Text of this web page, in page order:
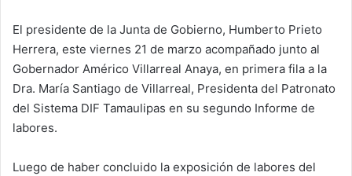
El presidente de la Junta de Gobierno, Humberto Prieto
Herrera, este viernes 21 de marzo acompañado junto al
Gobernador Américo Villarreal Anaya, en primera fila a la
Dra. María Santiago de Villarreal, Presidenta del Patronato
del Sistema DIF Tamaulipas en su segundo Informe de
labores.
Luego de haber concluido la exposición de labores del